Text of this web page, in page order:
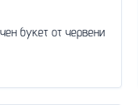
букет от червени